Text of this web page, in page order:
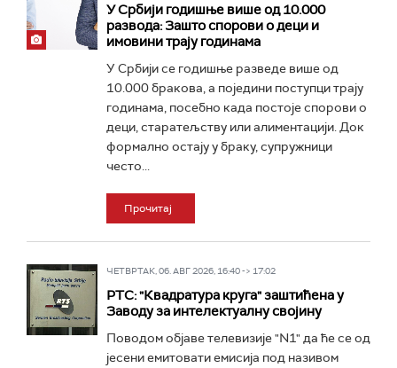
У Србији годишње више од 10.000
развода: Зашто спорови о деци и
имовини трају годинама
У Србији се годишње разведе више од
10.000 бракова, a поједини поступци трају
годинама, посебно када постоје спорови о
деци, старатељству или алиментацији. Док
формално остају у браку, супружници
често...
Прочитај
ЧЕТВРТАК, 06. АВГ 2026, 16:40 -> 17:02
РТС: "Квадратура круга" заштићена у
Заводу за интелектуалну својину
Поводом објаве телевизије "N1" да ће се од
јесени емитовати емисија под називом